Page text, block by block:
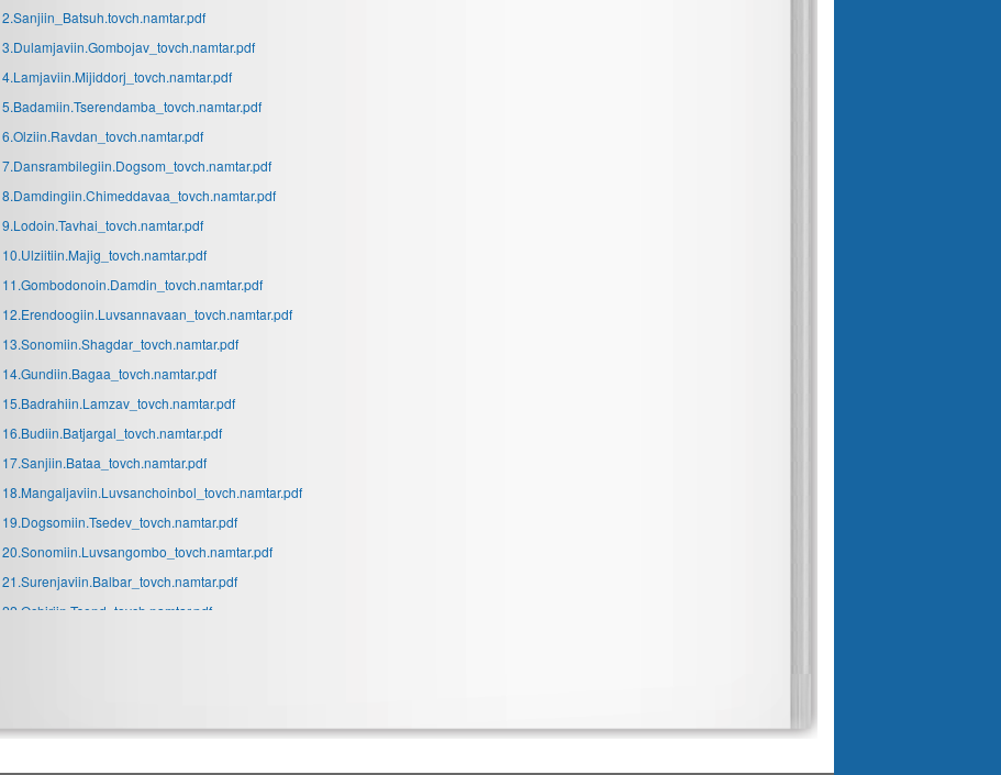
2.Sanjiin_Batsuh.tovch.namtar.pdf
3.Dulamjaviin.Gombojav_tovch.namtar.pdf
4.Lamjaviin.Mijiddorj_tovch.namtar.pdf
5.Badamiin.Tserendamba_tovch.namtar.pdf
6.Olziin.Ravdan_tovch.namtar.pdf
7.Dansrambilegiin.Dogsom_tovch.namtar.pdf
8.Damdingiin.Chimeddavaa_tovch.namtar.pdf
9.Lodoin.Tavhai_tovch.namtar.pdf
10.Ulziitiin.Majig_tovch.namtar.pdf
11.Gombodonoin.Damdin_tovch.namtar.pdf
12.Erendoogiin.Luvsannavaan_tovch.namtar.pdf
13.Sonomiin.Shagdar_tovch.namtar.pdf
14.Gundiin.Bagaa_tovch.namtar.pdf
15.Badrahiin.Lamzav_tovch.namtar.pdf
16.Budiin.Batjargal_tovch.namtar.pdf
17.Sanjiin.Bataa_tovch.namtar.pdf
18.Mangaljaviin.Luvsanchoinbol_tovch.namtar.pdf
19.Dogsomiin.Tsedev_tovch.namtar.pdf
20.Sonomiin.Luvsangombo_tovch.namtar.pdf
21.Surenjaviin.Balbar_tovch.namtar.pdf
22.Ochiriin.Tsend_tovch.namtar.pdf
26.Janlaviin.Narantsatsralt_tovch.namtar.pdf